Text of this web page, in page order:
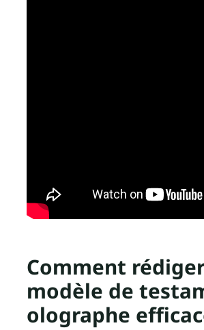
Comment
modèle de
olographe